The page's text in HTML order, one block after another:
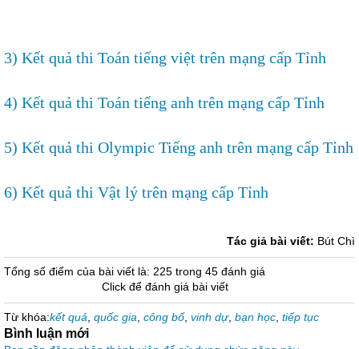
3) Kết quả thi Toán tiếng việt trên mạng cấp Tỉnh
4) Kết quả thi Toán tiếng anh trên mạng cấp Tỉnh
5) Kết quả thi Olympic Tiếng anh trên mạng cấp Tỉnh
6) Kết quả thi Vật lý trên mạng cấp Tỉnh
Tác giả bài viết: Bút Chì
Tổng số điểm của bài viết là: 225 trong 45 đánh giá
Click để đánh giá bài viết
Từ khóa:kết quả quốc gia công bố, vinh dự, bạn học tiếp tục
Bình luận mới